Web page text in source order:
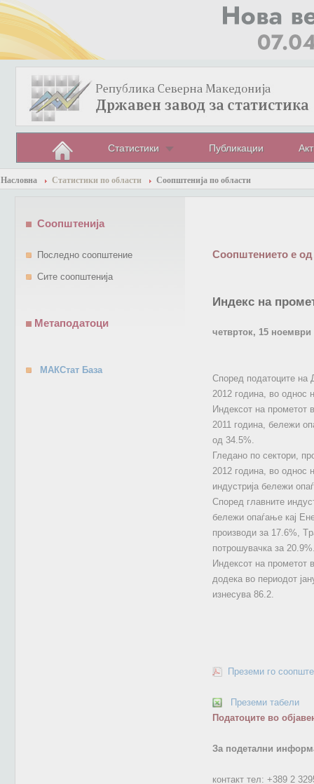
Статистики Публикации
Насловна Статистики по области Соопштенија по области
Соопштението е од
Индекс на
четврток, 15 ноември
Според податоците на
2012 година, во однос
Индексот на прометот
2011 година, бележи
од 34.5%.
Гледано по сектори,
2012 година, во однос
индустрија бележи
Според главните
бележи опаѓање кај
производи за 17.6%,
потрошувачка за
Индексот на прометот
додека во периодот
изнесува 86.2.
Преземи го
Преземи табели
Податоците во
За подетални
контакт тел: +389 2
Соопштенија
Последно соопштение
Сите соопштенија
Метаподатоци
МАКСтат База